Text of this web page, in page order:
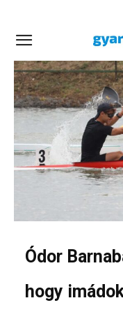
Ódor
hogy